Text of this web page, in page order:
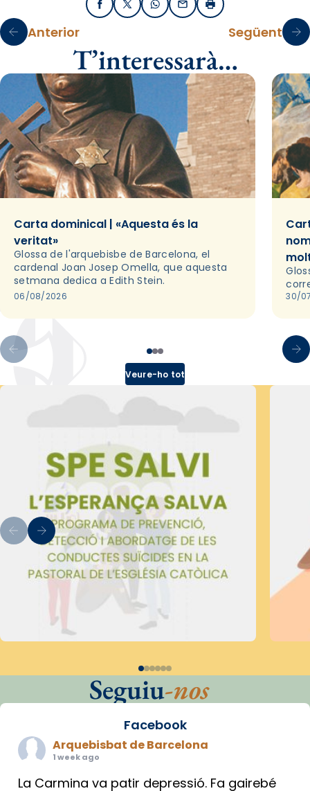
FacebookX / TwitterWhatsApp
EmailImprimir
Anterior Següent
T’interessarà…
Carta dominical | «Aquesta és la
veritat»
Glossa de l'arquebisbe de Barcelona, el
cardenal Joan Josep Omella, que aquesta
setmana dedica a Edith Stein.
06/08/2026 30/
Veure-ho tot
Seguiu-nos
Facebook
Arquebisbat de Barcelona
1 week ago
La Carmina va patir depressió. Fa gairebé